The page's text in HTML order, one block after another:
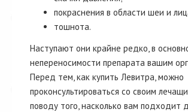
покраснения в области шеи и
тошнота.
Наступают они крайне редко, в
непереносимости препарата вашим
Перед тем, как купить Левитра, можно
проконсультироваться со своим
поводу того, насколько вам подходит